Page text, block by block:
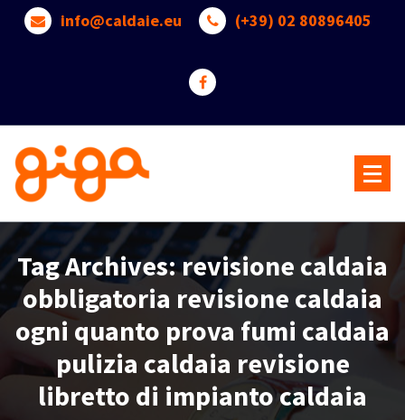
info@caldaie.eu (+39) 02 80896405
Tag Archives: revisione caldaia
obbligatoria revisione caldaia
ogni quanto prova fumi caldaia
pulizia caldaia revisione
libretto di impianto caldaia